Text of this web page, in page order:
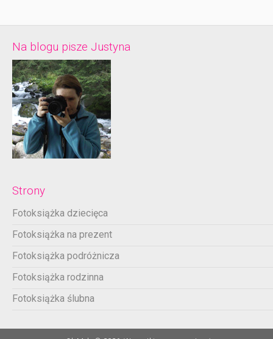
Na blogu pisze Justyna
Strony
Fotoksiążka dziecięca
Fotoksiążka na prezent
Fotoksiążka podróżnicza
Fotoksiążka rodzinna
Fotoksiążka ślubna